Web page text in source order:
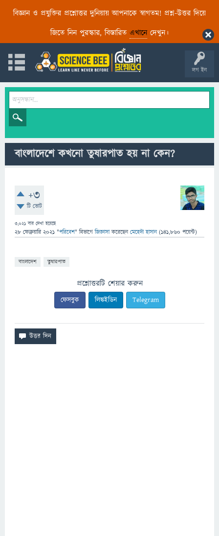
বিজ্ঞান ও প্রযুক্তির প্রশ্নোত্তর দুনিয়ায় আপনাকে স্বাগতম! প্রশ্ন-উত্তর দিয়ে
জিতে নিন পুরস্কার, বিস্তারিত এখানেদেখুন।
লগ ইন
বাংলাদেশে কখনো তুষারপাত হয় না কেন?
+3
টি ভোট
3,021 বার দেখা হয়েছে
28 ফেব্রুয়ারি 2021 "পরিবেশ" বিভাগে জিজ্ঞাসাকরেছেনমেহেদী হাসান (141,860 পয়েন্ট)
বাংলাদেশ তুষারপাত
প্রশ্নোত্তরটি শেয়ার করুন
ফেসবুক লিঙ্কইডিন Telegram